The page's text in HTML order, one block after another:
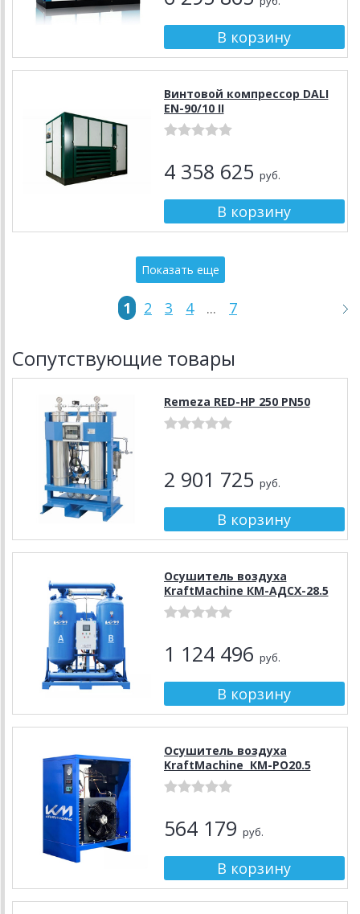
Винтовой компрессор DALI
EN-90/10 II
4 358 625 руб.
Показать еще
1 2 3 4 ... 7
Сопутствующие товары
Remeza RED-HP 250 PN50
2 901 725 руб.
Осушитель воздуха
KraftMachine КМ-АДСХ-28.5
1 124 496 руб.
Осушитель воздуха
KraftMachine КМ-РО20.5
564 179 руб.